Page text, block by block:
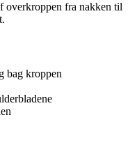
overkroppen fra nakken til
bag kroppen